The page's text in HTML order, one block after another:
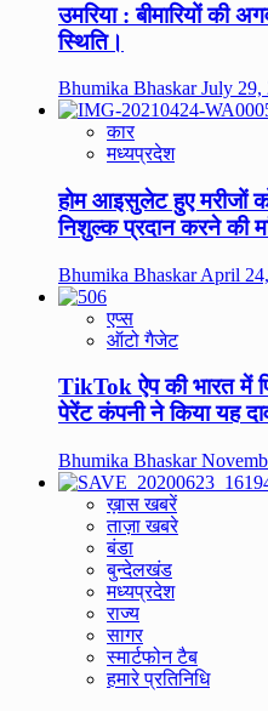
उमरिया : बीमारियों की
स्थिति।
Bhumika BhaskarJuly 29,
कार
मध्यप्रदेश
होम आइसुलेट हुए मरीजों
निशुल्क प्रदान करने की
Bhumika BhaskarApril
एप्स
ऑटो गैजेट
TikTok ऐप की भारत में
पेरेंट कंपनी ने किया यह
Bhumika Bhaskar
ख़ास खबरें
ताज़ा खबरे
बंडा
बुन्देलखंड
मध्यप्रदेश
राज्य
सागर
स्मार्टफोन टैब
हमारे प्रतिनिधि